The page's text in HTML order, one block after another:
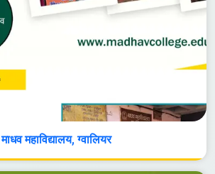
माधव महाविद्यालय, ग्वालियर